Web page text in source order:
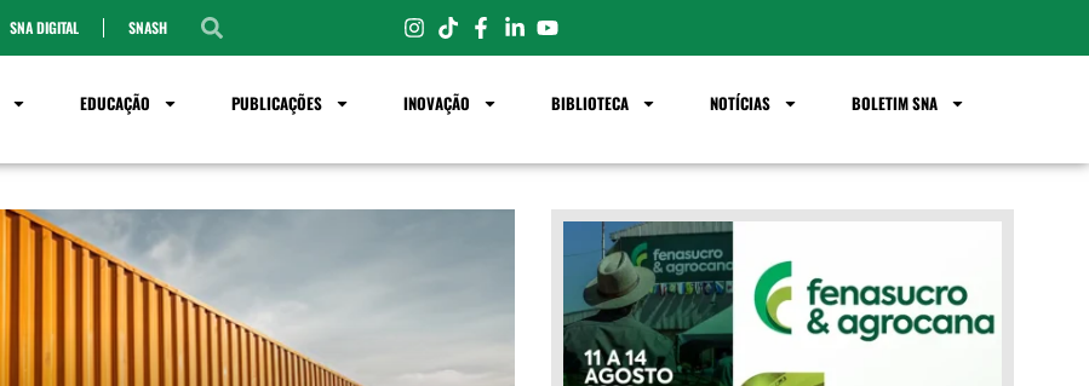
SNA DIGITAL SNASH
EDUCAÇÃO PUBLICAÇÕES INOVAÇÃO BIBLIOTECA NOTÍCIAS BOLETIM SNA